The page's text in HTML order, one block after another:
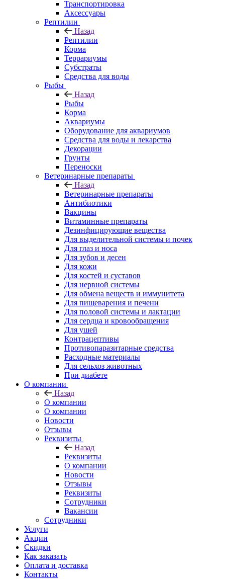
Транспортировка
Аксессуары
Рептилии
Назад
Рептилии
Корма
Террариумы
Субстраты
Средства для воды
Рыбы
Назад
Рыбы
Корма
Аквариумы
Оборудование для аквариумов
Средства для воды и лекарства
Декорации
Грунты
Переноски
Ветеринарные препараты
Назад
Ветеринарные препараты
Антибиотики
Вакцины
Витаминные препараты
Дезинфицирующие вещества
Для выделительной системы и почек
Для глаз и носа
Для зубов и десен
Для кожи
Для костей и суставов
Для нервной системы
Для обмена веществ и иммунитета
Для пищеварения и печени
Для половой системы и лактации
Для сердца и кровообращения
Для ушей
Контрацептивы
Противопаразитарные средства
Расходные материалы
Для сельхоз животных
При диабете
О компании
Назад
О компании
О компании
Новости
Отзывы
Реквизиты
Назад
Реквизиты
О компании
Новости
Отзывы
Реквизиты
Сотрудники
Вакансии
Сотрудники
Услуги
Акции
Скидки
Как заказать
Оплата и доставка
Контакты